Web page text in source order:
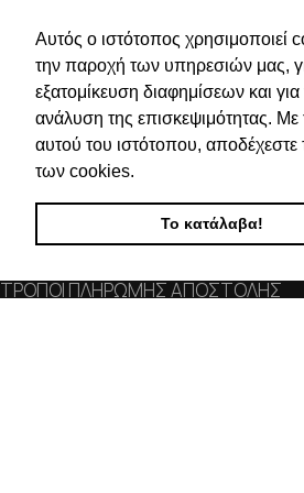
Αυτός ο ιστότοπος χρησιμοποιεί
την παροχή των υπηρεσιών μας,
εξατομίκευση διαφημίσεων και για
ανάλυση της επισκεψιμότητας. Με
αυτού του ιστότοπου, αποδέχεστε
των cookies.
Το κατάλαβα!
Απευθυνόμενοι σε εμπόρους,
ρολογιών, μπρασελέ, μπαταρίες,
& εργαλεία αρίστης ποιότητας. Η
αποτελούν τα κύρια
επιχείρησής μας.
ΧΡΗΣΙΜΕΣ ΠΛΗΡΟΦΟΡΙΕΣ
ΤΡΟΠΟΙ ΠΛΗΡΩΜΗΣ ΑΠΟΣΤΟΛΗΣ